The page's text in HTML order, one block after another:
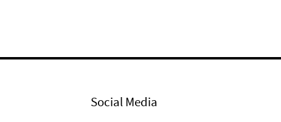
Social Media